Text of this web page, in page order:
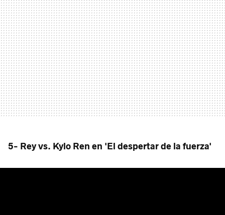
5- Rey vs. Kylo Ren en 'El despertar de la fuerza'